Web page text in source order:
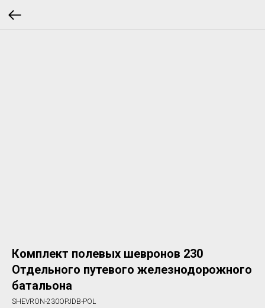
Комплект полевых шевронов 230
Отдельного путевого железнодорожного
батальона
SHEVRON-230OPJDB-POL